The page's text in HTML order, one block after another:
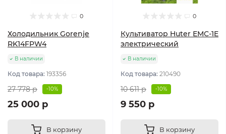
0
Холодильник Gorenje
RK14FPW4
В наличии
Код товара: 193356
27 778 р -10%
25 000 р
В корзину
0
Культиватор Huter ЕМС-1E
электрический
В наличии
Код товара: 210490
10 611 р -10%
9 550 р
В корзину